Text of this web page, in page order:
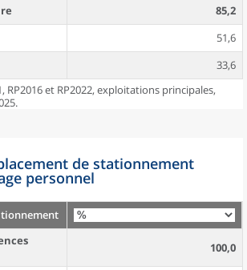
85,2
51,6
33,6
RP2016 et RP2022, exploitations principales,
de stationnement
personnel
100,0